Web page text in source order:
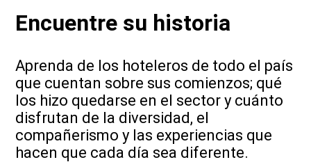
Encuentre su historia
Aprenda de los hoteleros de todo el país
que cuentan sobre sus comienzos; qué
los hizo quedarse en el sector y cuánto
disfrutan de la diversidad, el
compañerismo y las experiencias que
hacen que cada día sea diferente.